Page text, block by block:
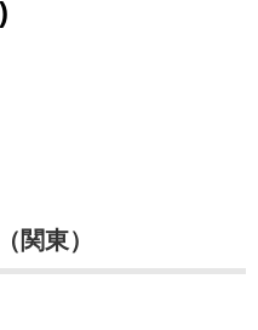
関東）